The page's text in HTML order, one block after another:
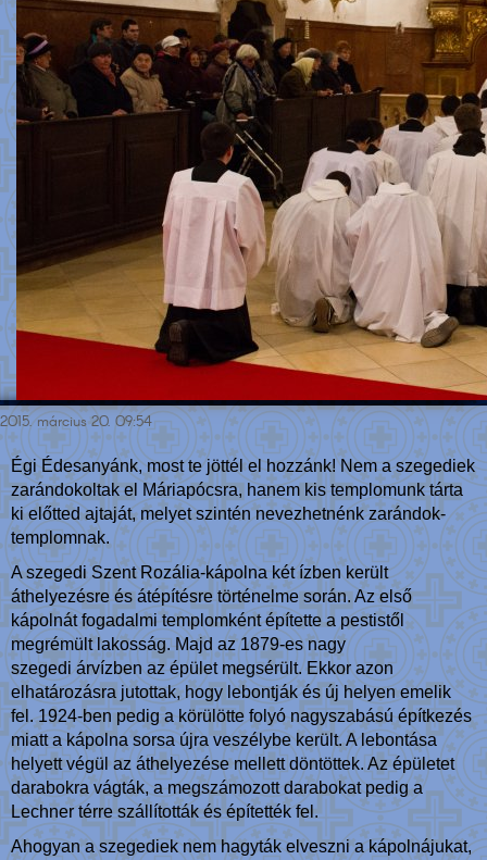
2015. március 20. 09:54
Égi Édesanyánk, most te jöttél el hozzánk! Nem a szegediek
zarándokoltak el Máriapócsra, hanem kis templomunk tárta
ki előtted ajtaját, melyet szintén nevezhetnénk zarándok-
templomnak.
A szegedi Szent Rozália-kápolna két ízben került
áthelyezésre és átépítésre történelme során. Az első
kápolnát fogadalmi templomként építette a pestistől
megrémült lakosság. Majd az 1879-es nagy
szegedi árvízben az épület megsérült. Ekkor azon
elhatározásra jutottak, hogy lebontják és új helyen emelik
fel. 1924-ben pedig a körülötte folyó nagyszabású építkezés
miatt a kápolna sorsa újra veszélybe került. A lebontása
helyett végül az áthelyezése mellett döntöttek. Az épületet
darabokra vágták, a megszámozott darabokat pedig a
Lechner térre szállították és építették fel.
Ahogyan a szegediek nem hagyták elveszni a kápolnájukat,